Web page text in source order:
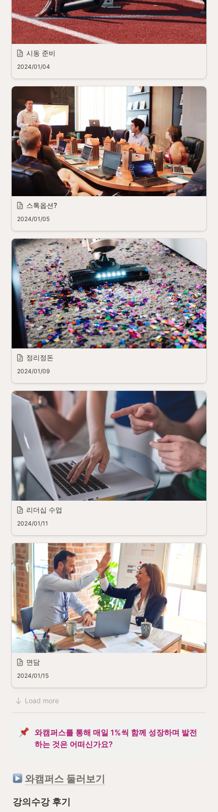
시동 준비
2024/01/04
스톡옵션?
2024/01/05
정리정돈
2024/01/09
리더십 수업
2024/01/11
면담
2024/01/15
Load more
와캠퍼스를 통해 매일 1%씩 함께 성장하며 발전
하는 것은 어떠신가요?
와캠퍼스 둘러보기
강의수강 후기